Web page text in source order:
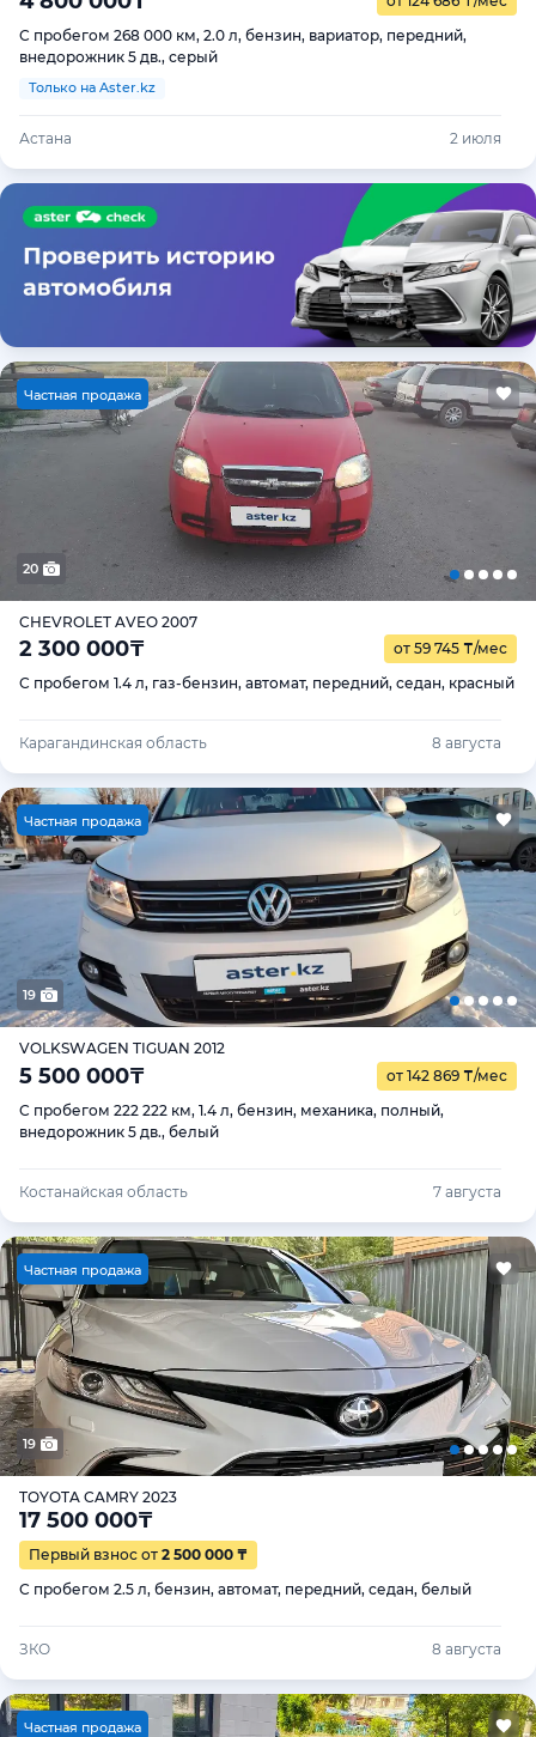
С пробегом 268 000 км, 2.0 л, бензин, вариатор, передний,
внедорожник 5 дв., серый
Только на Aster.kz
Астана 2 июля
Частная продажа
20
CHEVROLET AVEO 2007
2 300 000₸ от 59 745 ₸/мес
С пробегом 1.4 л, газ-бензин, автомат, передний, седан, красный
Карагандинская область 8 августа
Частная продажа
19
VOLKSWAGEN TIGUAN 2012
5 500 000₸ от 142 869 ₸/мес
С пробегом 222 222 км, 1.4 л, бензин, механика, полный,
внедорожник 5 дв., белый
Костанайская область 7 августа
Частная продажа
19
TOYOTA CAMRY 2023
17 500 000₸
Первый взнос от 2 500 000 ₸
С пробегом 2.5 л, бензин, автомат, передний, седан, белый
ЗКО 8 августа
Частная продажа